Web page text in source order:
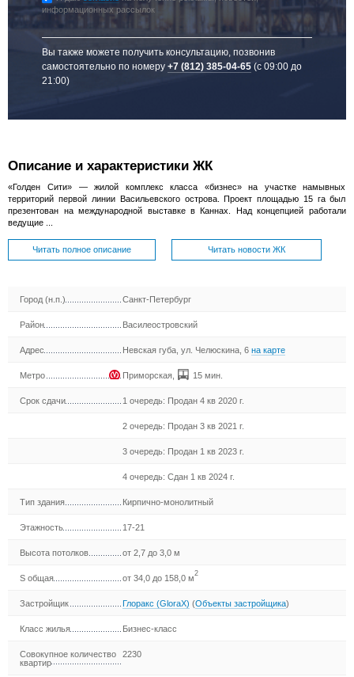
информационных рассылок
Вы также можете получить консультацию, позвонив
самостоятельно по номеру+7 (812) 385-04-65 (с 09:00 до
21:00)
Описание и характеристики ЖК
«Голден Сити» — жилой комплекс класса «бизнес» на участке намывных
территорий первой линии Васильевского острова. Проект площадью 15 га был
презентован на международной выставке в Каннах. Над концепцией работали
ведущие ...
Читать полное описание Читать новости ЖК
Город (н.п.) Санкт-Петербург
Район Василеостровский
Адрес Невская губа, ул. Челюскина, 6на карте
Метро Приморская 15 мин.
Срок сдачи 1 очередь: Продан 4 кв 2020 г.
2 очередь: Продан 3 кв 2021 г.
3 очередь: Продан 1 кв 2023 г.
4 очередь: Сдан 1 кв 2024 г.
Тип здания Кирпично-монолитный
Этажность 17-21
Высота потолков от 2,7 до 3,0 м
S общая от 34,0 до 158,0 м2
Застройщик Глоракс (GloraX) (Объекты застройщика)
Класс жилья Бизнес-класс
Совокупное количество
квартир
2230